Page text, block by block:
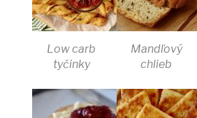
Low carb
tyčinky
Mandľový
chlieb